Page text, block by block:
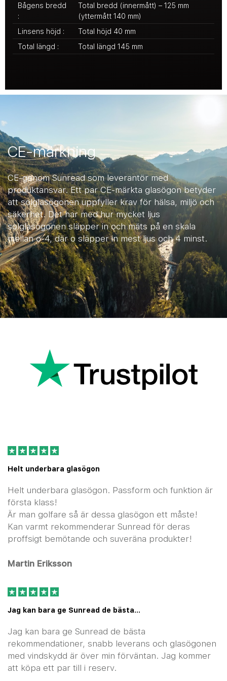
Bågens bredd
:
Total bredd (innermått) – 125 mm
(yttermått 140 mm)
Linsens höjd :
Total höjd 40 mm
Total längd :
Total längd 145 mm
CE-märkning
CE-genom Sunread som leverantör med
produktansvar. Ett par CE-märkta glasögon betyder
att solglasögonen uppfyller krav för hälsa, miljö och
säkerhet. Det har med hur mycket ljus
solglasögonen släpper in och mäts på en skala
mellan o-4, där o släpper in mest ljus och 4 minst.
Helt underbara glasögon
Helt underbara glasögon. Passform och funktion är
första klass!
Är man golfare så är dessa glasögon ett måste!
Kan varmt rekommenderar Sunread för deras
proffsigt bemötande och suveräna produkter!
Martin Eriksson
Jag kan bara ge Sunread de bästa…
Jag kan bara ge Sunread de bästa
rekommendationer, snabb leverans och glasögonen
med vindskydd är över min förväntan. Jag kommer
att köpa ett par till i reserv.